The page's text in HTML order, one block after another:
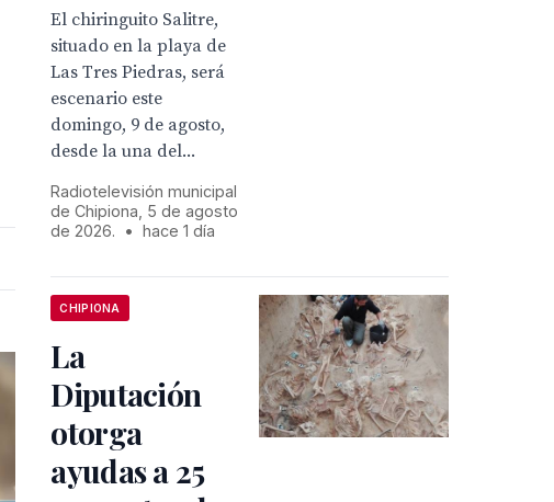
El chiringuito Salitre,
situado en la playa de
Las Tres Piedras, será
escenario este
domingo, 9 de agosto,
desde la una del...
Radiotelevisión municipal
de Chipiona, 5 de agosto
de 2026.
• hace 1 día
CHIPIONA
La
Diputación
otorga
ayudas a 25